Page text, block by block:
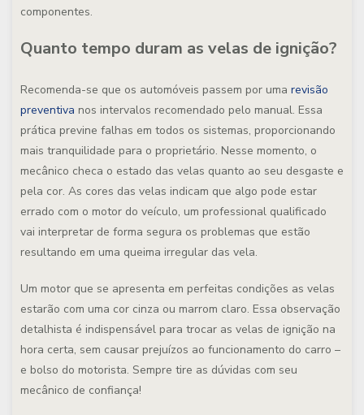
componentes.
Quanto tempo duram as velas de ignição?
Recomenda-se que os automóveis passem por uma revisão
preventiva nos intervalos recomendado pelo manual. Essa
prática previne falhas em todos os sistemas, proporcionando
mais tranquilidade para o proprietário. Nesse momento, o
mecânico checa o estado das velas quanto ao seu desgaste e
pela cor. As cores das velas indicam que algo pode estar
errado com o motor do veículo, um professional qualificado
vai interpretar de forma segura os problemas que estão
resultando em uma queima irregular das vela.
Um motor que se apresenta em perfeitas condições as velas
estarão com uma cor cinza ou marrom claro. Essa observação
detalhista é indispensável para trocar as velas de ignição na
hora certa, sem causar prejuízos ao funcionamento do carro –
e bolso do motorista. Sempre tire as dúvidas com seu
mecânico de confiança!